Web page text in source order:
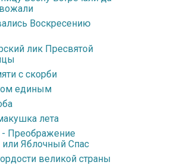
Воскресению
лик Пресвятой
с скорби
единым
лета
- Преображение
или Яблочный Спас
великой страны